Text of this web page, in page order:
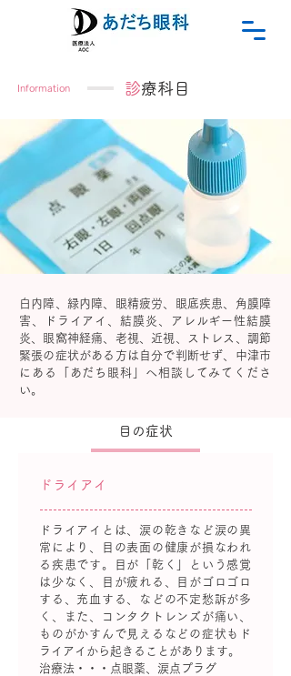
Information ​診療科目
白内障、緑内障、眼精疲労、眼底疾患、角膜障
害、ドライアイ、結膜炎、アレルギー性結膜
炎、眼窩神経痛、老視、近視、ストレス、調節
緊張の症状がある方は自分で判断せず、中津市
にある「あだち眼科」へ相談してみてくださ
い。
目の症状
ドライアイ
ドライアイとは、涙の乾きなど涙の異
常により、目の表面の健康が損なわれ
る疾患です。目が「乾く」という感覚
は少なく、目が疲れる、目がゴロゴロ
する、充血する、などの不定愁訴が多
く、また、コンタクトレンズが痛い、
ものがかすんで見えるなどの症状もド
ライアイから起きることがあります。
治療法・・・点眼薬、涙点プラグ